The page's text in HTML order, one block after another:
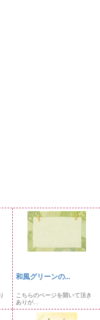
和風グリーンの...
こちらのページを開いて頂き
ありが...